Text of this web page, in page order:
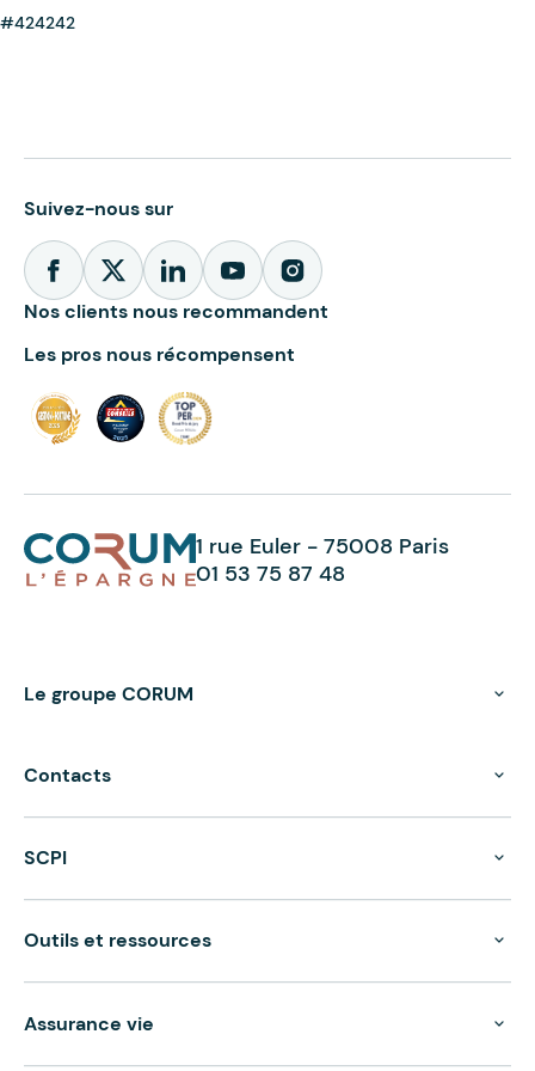
#424242
Suivez-nous sur
Nos clients nous recommandent
Les pros nous récompensent
1 rue Euler - 75008 Paris
01 53 75 87 48
Le groupe CORUM
Contacts
SCPI
Outils et ressources
Assurance vie